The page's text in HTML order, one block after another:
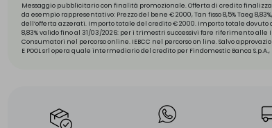
Messaggio pubblicitario con finalità promozionale. Offerta di credito
da esempio rappresentativo: Prezzo del bene € 2000, Tan fisso 8,5% Taeg
dell’offerta azzerati. Importo totale del credito € 2000. Importo totale dovuto
8,83% valido fino al 31/03/2026: per i trimestri successivi fare riferimento alle
Consumatori nel percorso online. IEBCC nel percorso on line. Salvo
E POOL srl opera quale intermediario del credito per Findomestic Banca